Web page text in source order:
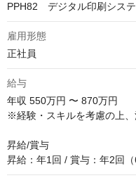
PPH82 デジタル印刷シス
雇用形態
正社員
給与
年収 550万円 〜 870万円
※経験・スキルを考慮の上、
昇給/賞与
昇給：年1回 / 賞与：年2回（